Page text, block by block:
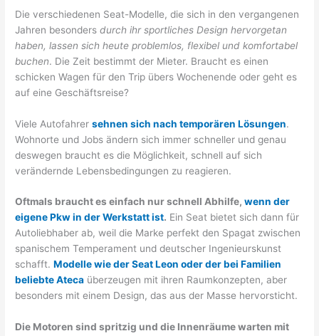
Die verschiedenen Seat-Modelle, die sich in den vergangenen
Jahren besondersdurch ihr sportliches Design hervorgetan
haben, lassen sich heute problemlos, flexibel und komfortabel
buchen. Die Zeit bestimmt der Mieter. Braucht es einen
schicken Wagen für den Trip übers Wochenende oder geht es
auf eine Geschäftsreise?
Viele Autofahrersehnen sich nach temporären Lösungen.
Wohnorte und Jobs ändern sich immer schneller und genau
deswegen braucht es die Möglichkeit, schnell auf sich
verändernde Lebensbedingungen zu reagieren.
Oftmals braucht es einfach nur schnell Abhilfe,wenn der
eigene Pkw in der Werkstatt ist. Ein Seat bietet sich dann für
Autoliebhaber ab, weil die Marke perfekt den Spagat zwischen
spanischem Temperament und deutscher Ingenieurskunst
schafft.Modelle wie der Seat Leon oder der bei Familien
beliebte Ateca überzeugen mit ihren Raumkonzepten, aber
besonders mit einem Design, das aus der Masse hervorsticht.
Die Motoren sind spritzig und die Innenräume warten mit